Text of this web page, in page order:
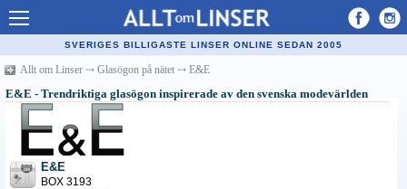
Allt om Linser
Billiga kontaktlinser
Köpa linser på nätet
Återförsäljare linser
Populära linser
SVERIGES BILLIGASTE LINSER ONLINE SEDAN 2005
Allt om Linser ⤏ Glasögon på nätet ⤏ E&E
E&E - Trendriktiga glasögon inspirerade av den svenska modevärlden
E&E
BOX 3193